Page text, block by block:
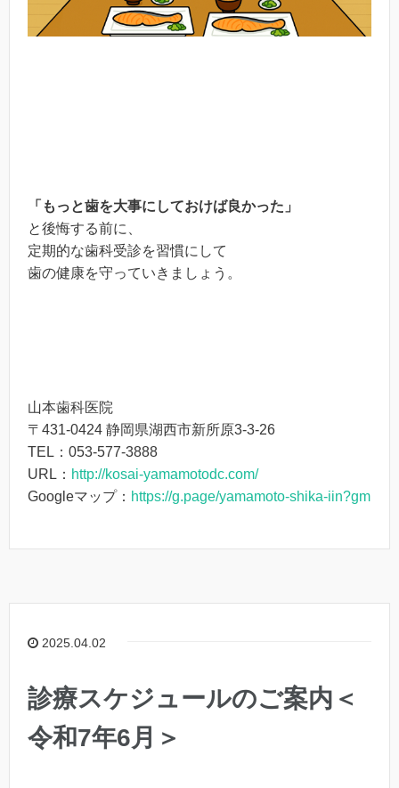
「もっと歯を大事にしておけば良かった」
と後悔する前に、
定期的な歯科受診を習慣にして
歯の健康を守っていきましょう。
山本歯科医院
〒431-0424 静岡県湖西市新所原3-3-26
TEL：053-577-3888
URL： http://kosai-yamamotodc.com/
Googleマップ： https://g.page/yamamoto-shika-iin?gm
2025.04.02
診療スケジュールのご案内＜
令和7年6月＞